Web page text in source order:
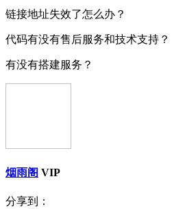
链接地址失效了怎么办？
代码有没有售后服务和技术支持？
有没有搭建服务？
烟雨阁 VIP
分享到：